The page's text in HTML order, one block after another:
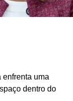
enfrenta uma
dentro do